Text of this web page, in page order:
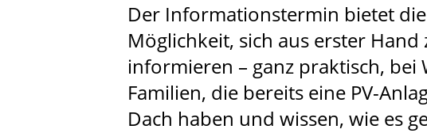
Der Informationstermin bietet die
Möglichkeit, sich aus erster Hand
informieren – ganz praktisch, bei
Familien, die bereits eine PV-
Dach haben und wissen, wie es